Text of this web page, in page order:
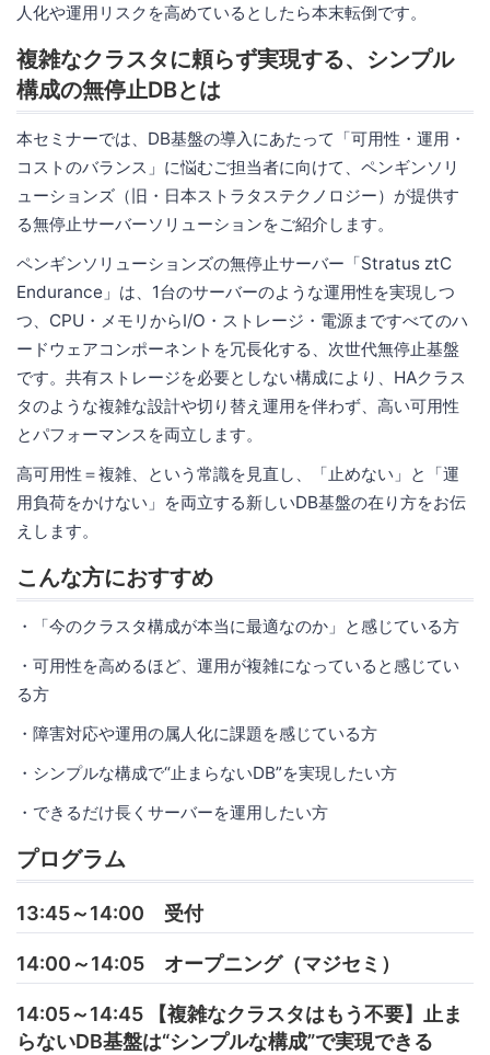
人化や運用リスクを高めているとしたら本末転倒です。
複雑なクラスタに頼らず実現する、シンプル
構成の無停止DBとは
本セミナーでは、DB基盤の導入にあたって「可用性・運用・
コストのバランス」に悩むご担当者に向けて、ペンギンソリ
ューションズ（旧・日本ストラタステクノロジー）が提供す
る無停止サーバーソリューションをご紹介します。
ペンギンソリューションズの無停止サーバー「Stratus ztC
Endurance」は、1台のサーバーのような運用性を実現しつ
つ、CPU・メモリからI/O・ストレージ・電源まですべてのハ
ードウェアコンポーネントを冗長化する、次世代無停止基盤
です。共有ストレージを必要としない構成により、HAクラス
タのような複雑な設計や切り替え運用を伴わず、高い可用性
とパフォーマンスを両立します。
高可用性＝複雑、という常識を見直し、「止めない」と「運
用負荷をかけない」を両立する新しいDB基盤の在り方をお伝
えします。
こんな方におすすめ
・「今のクラスタ構成が本当に最適なのか」と感じている方
・可用性を高めるほど、運用が複雑になっていると感じてい
る方
・障害対応や運用の属人化に課題を感じている方
・シンプルな構成で“止まらないDB”を実現したい方
・できるだけ長くサーバーを運用したい方
プログラム
13:45～14:00 受付
14:00～14:05 オープニング（マジセミ）
14:05～14:45 【複雑なクラスタはもう不要】止ま
らないDB基盤は“シンプルな構成”で実現できる